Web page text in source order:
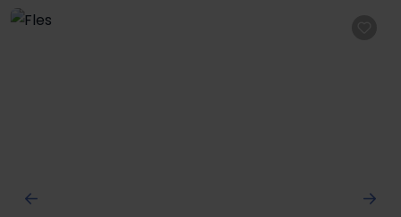
Afbeeldingengalerij overslaan